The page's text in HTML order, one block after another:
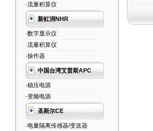
·流量积算仪
新虹润NHR
·数字显示仪
·流量积算仪
·操作器
中国台湾艾普斯APC
·稳压电源
·变频电源
圣斯尔CE
·电量隔离传感器/变送器